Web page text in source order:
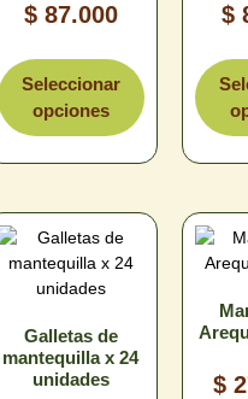
$87.000
Limpiar
Seleccionar
opciones
$
Galletas de
mantequilla x 24
unidades
$